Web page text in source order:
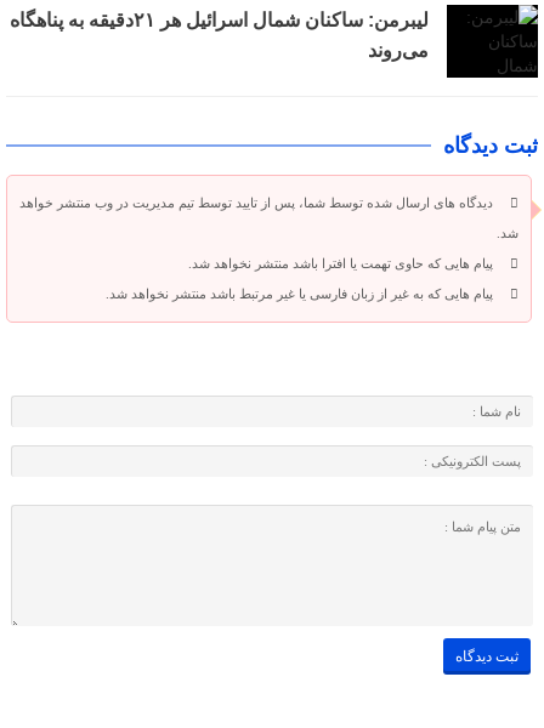
لیبرمن: ساکنان شمال اسرائیل هر ۲۱دقیقه به پناهگاه
می‌روند
ثبت دیدگاه
دیدگاه های ارسال شده توسط شما، پس از تایید توسط تیم مدیریت در وب منتشر خواهد
شد.
پیام هایی که حاوی تهمت یا افترا باشد منتشر نخواهد شد.
پیام هایی که به غیر از زبان فارسی یا غیر مرتبط باشد منتشر نخواهد شد.